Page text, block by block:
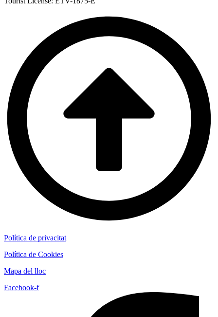
Política de privacitat
Política de Cookies
Mapa del lloc
Facebook-f